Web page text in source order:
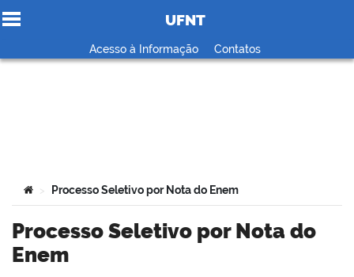
Ir para o conteúdo
UFNT
Acesso à Informação Contatos
Você está aqui:
> Processo Seletivo por Nota do Enem
Processo Seletivo por Nota do
Enem